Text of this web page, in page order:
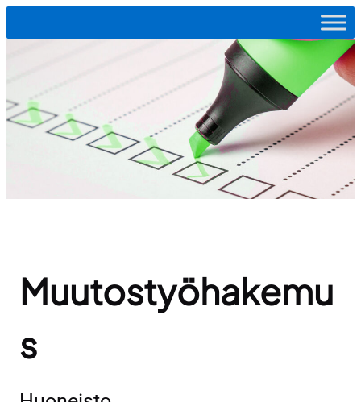
sisältöön
Muutostyöhakemu
s